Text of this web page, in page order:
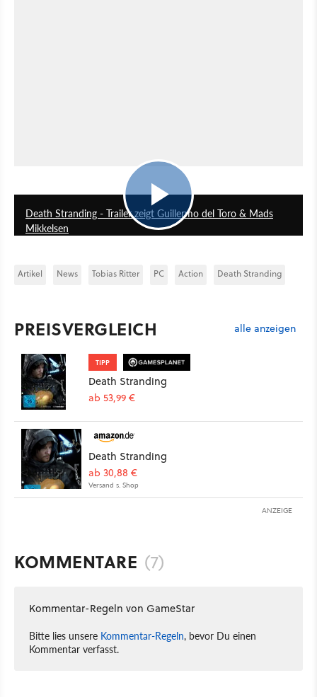
Death Stranding - Trailer zeigt Guillermo del Toro & Mads
Mikkelsen
Artikel News Tobias Ritter PC Action Death Stranding
PREISVERGLEICH alle anzeigen
TIPP
Death Stranding
ab 53,99 €
Death Stranding
ab 30,88 €
Versand s. Shop
ANZEIGE
KOMMENTARE (7)
Kommentar-Regeln von GameStar
Bitte lies unsere Kommentar-Regeln, bevor Du einen
Kommentar verfasst.